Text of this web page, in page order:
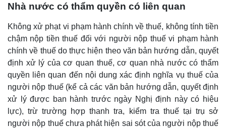
Nhà nước có thẩm quyền có liên quan
Không xử phạt vi phạm hành chính về thuế, không tính tiền
chậm nộp tiền thuế đối với người nộp thuế vi phạm hành
chính về thuế do thực hiện theo văn bản hướng dẫn, quyết
định xử lý của cơ quan thuế, cơ quan nhà nước có thẩm
quyền liên quan đến nội dung xác định nghĩa vụ thuế của
người nộp thuế (kể cả các văn bản hướng dẫn, quyết định
xử lý được ban hành trước ngày Nghị định này có hiệu
lực), trừ trường hợp thanh tra, kiểm tra thuế tại trụ sở
người nộp thuế chưa phát hiện sai sót của người nộp thuế